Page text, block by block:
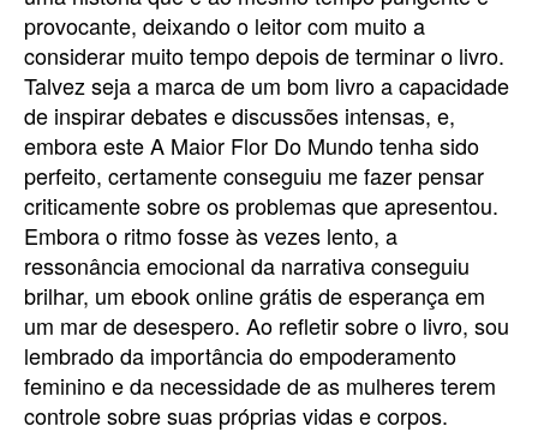
provocante, deixando o leitor com muito a
considerar muito tempo depois de terminar o livro.
Talvez seja a marca de um bom livro a capacidade
de inspirar debates e discussões intensas, e,
embora este A Maior Flor Do Mundo tenha sido
perfeito, certamente conseguiu me fazer pensar
criticamente sobre os problemas que apresentou.
Embora o ritmo fosse às vezes lento, a
ressonância emocional da narrativa conseguiu
brilhar, um ebook online grátis de esperança em
um mar de desespero. Ao refletir sobre o livro, sou
lembrado da importância do empoderamento
feminino e da necessidade de as mulheres terem
controle sobre suas próprias vidas e corpos.